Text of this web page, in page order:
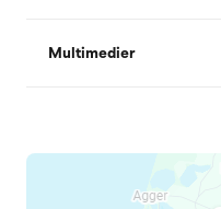
Multimedier